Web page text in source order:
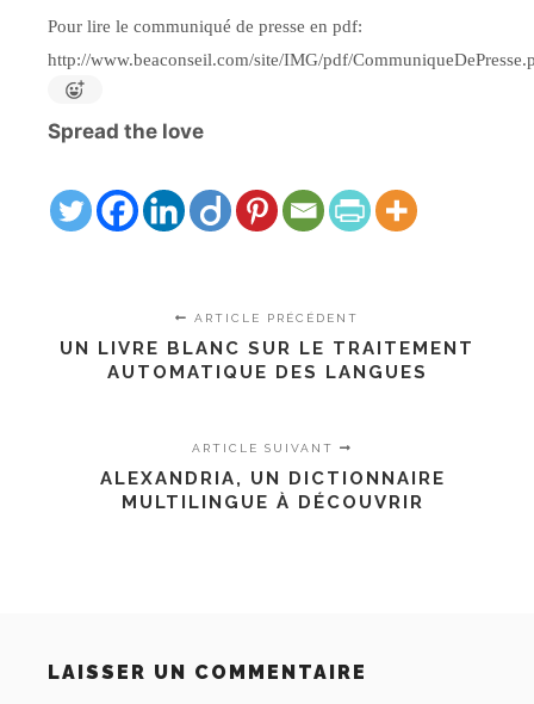
Pour lire le communiqué de presse en pdf:
http://www.beaconseil.com/site/IMG/pdf/
Spread the love
ARTICLE PRÉCÉDENT
UN LIVRE BLANC SUR LE TRAITEMENT
AUTOMATIQUE DES LANGUES
ARTICLE SUIVANT
ALEXANDRIA, UN DICTIONNAIRE
MULTILINGUE À DÉCOUVRIR
LAISSER UN COMMENTAIRE